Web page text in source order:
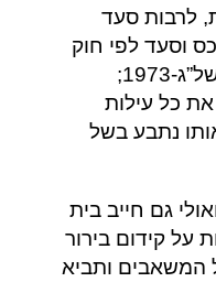
לרבות סעד
וסעד לפי חוק
יחסי ממון בין בני זוג, התשל”ג-1973;
כל עילות
נתבע בשל
גם חייב בית
על קידום בירור
המשאבים ותביא